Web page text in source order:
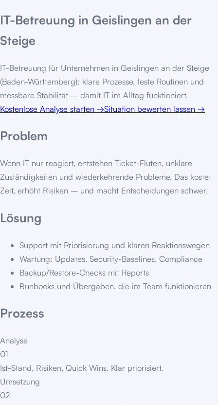
IT-Betreuung in Geislingen an der
Steige
IT-Betreuung für Unternehmen in Geislingen an der Steige
(Baden-Württemberg): klare Prozesse, feste Routinen und
messbare Stabilität – damit IT im Alltag funktioniert.
Kostenlose Analyse starten →Situation bewerten lassen →
Problem
Wenn IT nur reagiert, entstehen Ticket-Fluten, unklare
Zuständigkeiten und wiederkehrende Probleme. Das kostet
Zeit, erhöht Risiken – und macht Entscheidungen schwer.
Lösung
Support mit Priorisierung und klaren Reaktionswegen
Wartung: Updates, Security-Baselines, Compliance
Backup/Restore-Checks mit Reports
Runbooks und Übergaben, die im Team funktionieren
Prozess
Analyse
01
Ist-Stand, Risiken, Quick Wins. Klar priorisiert.
Umsetzung
02